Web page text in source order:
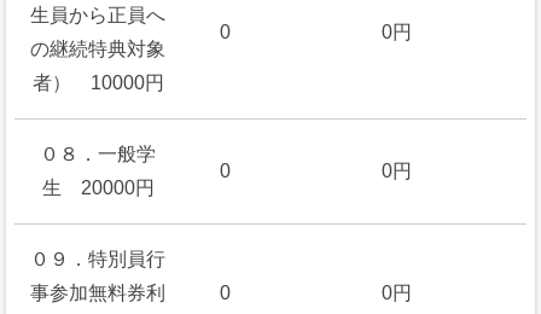
生員から正員へ
の継続特典対象
者） 10000円
0 0円
０８．一般学
生 20000円
0 0円
０９．特別員行
事参加無料券利
0 0円